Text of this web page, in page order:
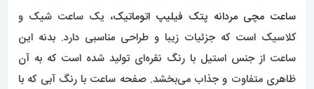
ساعت مچی مردانه پتک فیلیپ اتوماتیک، یک ساعت شیک و
کلاسیک است که جزئیات زیبا و طراحی مناسبی دارد. بدنه این
ساعت از جنس استیل با رنگ نقره‌ای تولید شده است که به آن
ظاهری متفاوت و جذاب می‌بخشد. صفحه ساعت با رنگ آبی که با